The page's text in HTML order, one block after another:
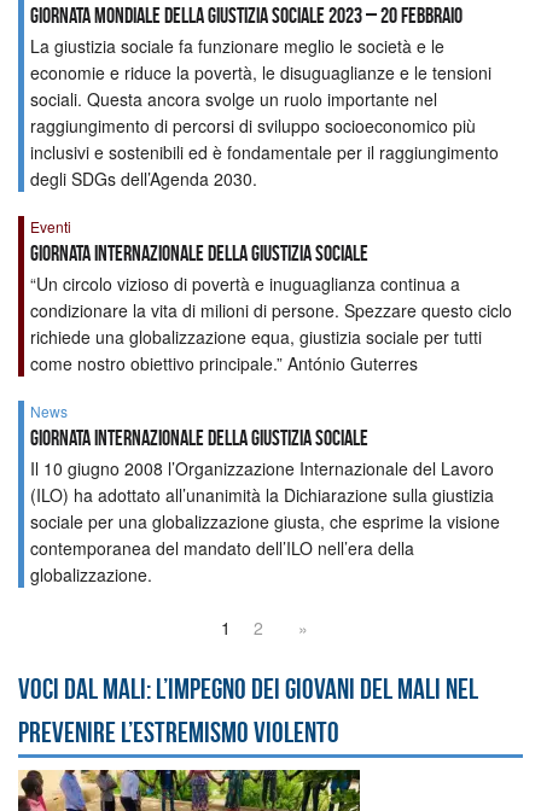
Giornata Mondiale della Giustizia Sociale 2023 – 20 febbraio
La giustizia sociale fa funzionare meglio le società e le
economie e riduce la povertà, le disuguaglianze e le tensioni
sociali. Questa ancora svolge un ruolo importante nel
raggiungimento di percorsi di sviluppo socioeconomico più
inclusivi e sostenibili ed è fondamentale per il raggiungimento
degli SDGs dell’Agenda 2030.
Eventi
Giornata internazionale della giustizia sociale
“Un circolo vizioso di povertà e inuguaglianza continua a
condizionare la vita di milioni di persone. Spezzare questo ciclo
richiede una globalizzazione equa, giustizia sociale per tutti
come nostro obiettivo principale.” António Guterres
News
Giornata Internazionale della Giustizia Sociale
Il 10 giugno 2008 l’Organizzazione Internazionale del Lavoro
(ILO) ha adottato all’unanimità la Dichiarazione sulla giustizia
sociale per una globalizzazione giusta, che esprime la visione
contemporanea del mandato dell’ILO nell’era della
globalizzazione.
1 2 »
Voci dal Mali: l’impegno dei giovani del Mali nel
prevenire l’estremismo violento